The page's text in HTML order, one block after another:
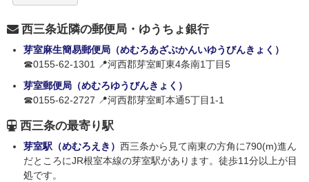
西三条近隣の郵便局・ゆうちょ銀行
芽室麻生簡易郵便局（めむろあざぶかんいゆうびんきょく）
☎0155-62-1301 📍河西郡芽室町東4条南1丁目5
芽室郵便局（めむろゆうびんきょく）
☎0155-62-2727 📍河西郡芽室町本通5丁目1-1
西三条の最寄り駅
芽室駅（めむろえき） 西三条から見て南東の方角に790(m)進ん
だところにJR根室本線の芽室駅があります。徒歩11分以上が目
処です。